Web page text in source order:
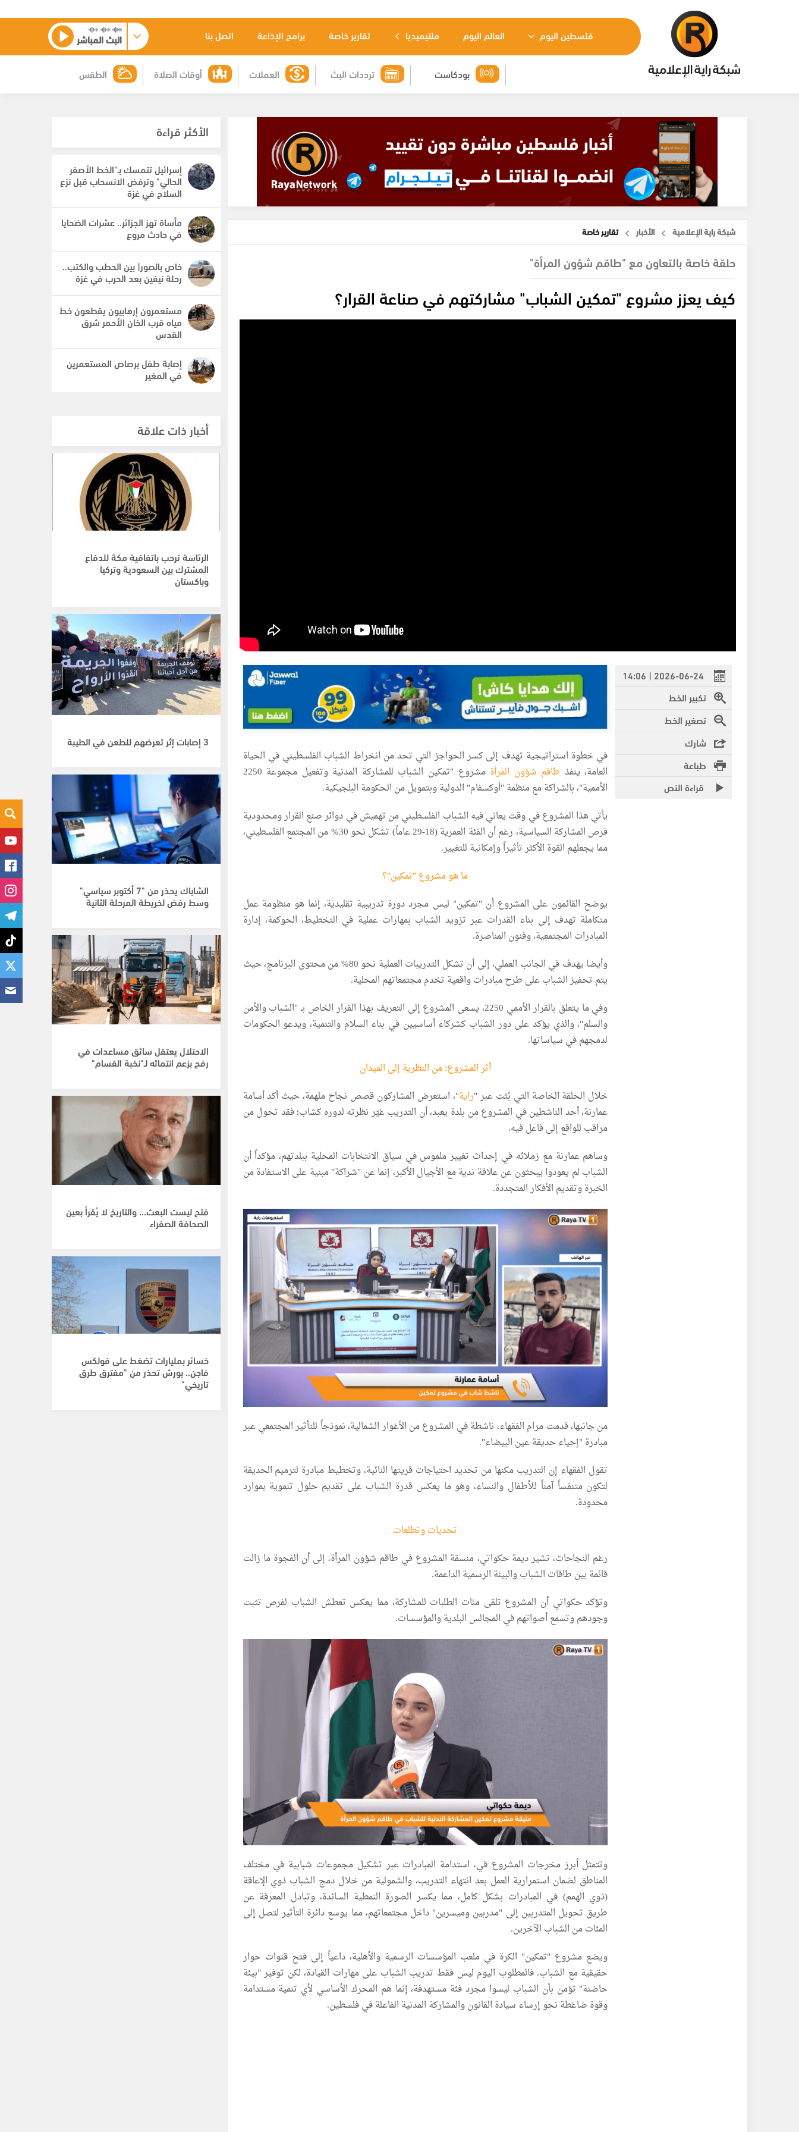
فلسطين اليوم العالم اليوم ملتيميديا تقارير خاصة برامج الإذاعة اتصل بنا البث المباشر
الطقس أوقات الصلاة العملات ترددات البث بودكاست
شبكة راية الإعلامية الأخبار تقارير خاصة
حلقة خاصة بالتعاون مع "طاقم شؤون المرأة"
كيف يعزز مشروع "تمكين الشباب" مشاركتهم في صناعة القرار؟
2026-06-24 | 14:06
تكبير الخط
تصغير الخط
شارك
طباعة
قراءة النص
في خطوة استراتيجية تهدف إلى كسر الحواجز التي تحد من انخراط الشباب الفلسطيني في الحياة
العامة، ينفذ طاقم شؤون المرأة
مشروع "تمكين الشباب للمشاركة المدنية وتفعيل مجموعة 2250
الأممية"، بالشراكة مع منظمة "أوكسفام" الدولية وبتمويل من الحكومة البلجيكية.
يأتي هذا المشروع في وقت يعاني فيه الشباب الفلسطيني من تهميش في دوائر صنع القرار ومحدودية
فرص المشاركة السياسية، رغم أن الفئة العمرية (18-29 عاماً) تشكل نحو 30% من المجتمع الفلسطيني،
مما يجعلهم القوة الأكثر تأثيراً وإمكانية للتغيير.
ما هو مشروع "تمكين"؟
يوضح القائمون على المشروع أن "تمكين" ليس مجرد دورة تدريبية تقليدية، إنما هو منظومة عمل
متكاملة تهدف إلى بناء القدرات عبر تزويد الشباب بمهارات عملية في التخطيط، الحوكمة، إدارة
المبادرات المجتمعية، وفنون المناصرة.
وأيضا يهدف في الجانب العملي، إلى أن تشكل التدريبات العملية نحو 80% من محتوى البرنامج، حيث
يتم تحفيز الشباب على طرح مبادرات واقعية تخدم مجتمعاتهم المحلية.
وفي ما يتعلق بالقرار الأممي 2250، يسعى المشروع إلى التعريف بهذا القرار الخاص بـ "الشباب والأمن
والسلم"، والذي يؤكد على دور الشباب كشركاء أساسيين في بناء السلام والتنمية، ويدعو الحكومات
لدمجهم في سياساتها.
أثر المشروع: من النظرية إلى الميدان
خلال الحلقة الخاصة التي بُثت عبر "راية"، استعرض المشاركون قصص نجاح ملهمة، حيث أكد أسامة
عمارنة، أحد الناشطين في المشروع من بلدة يعبد، أن التدريب غيّر نظرته لدوره كشاب؛ فقد تحول من
مراقب للواقع إلى فاعل فيه.
وساهم عمارنة مع زملائه في إحداث تغيير ملموس في سياق الانتخابات المحلية ببلدتهم، مؤكداً أن
الشباب لم يعودوا يبحثون عن علاقة ندية مع الأجيال الأكبر، إنما عن "شراكة" مبنية على الاستفادة من
الخبرة وتقديم الأفكار المتجددة.
من جانبها، قدمت مرام الفقهاء، ناشطة في المشروع من الأغوار الشمالية، نموذجاً للتأثير المجتمعي عبر
مبادرة "إحياء حديقة عين البيضاء".
تقول الفقهاء إن التدريب مكنها من تحديد احتياجات قريتها النائية، وتخطيط مبادرة لترميم الحديقة
لتكون متنفساً آمناً للأطفال والنساء، وهو ما يعكس قدرة الشباب على تقديم حلول تنموية بموارد
محدودة.
تحديات وتطلعات
رغم النجاحات، تشير ديمة حكواتي، منسقة المشروع في طاقم شؤون المرأة، إلى أن الفجوة ما زالت
قائمة بين طاقات الشباب والبيئة الرسمية الداعمة.
وتؤكد حكواتي أن المشروع تلقى مئات الطلبات للمشاركة، مما يعكس تعطش الشباب لفرص تثبت
وجودهم وتسمع أصواتهم في المجالس البلدية والمؤسسات.
وتتمثل أبرز مخرجات المشروع في، استدامة المبادرات عبر تشكيل مجموعات شبابية في مختلف
المناطق لضمان استمرارية العمل بعد انتهاء التدريب، والشمولية من خلال دمج الشباب ذوي الإعاقة
(ذوي الهمم) في المبادرات بشكل كامل، مما يكسر الصورة النمطية السائدة، وتبادل المعرفة عن
طريق تحويل المتدربين إلى "مدربين وميسرين" داخل مجتمعاتهم، مما يوسع دائرة التأثير لتصل إلى
المئات من الشباب الآخرين.
ويضع مشروع "تمكين" الكرة في ملعب المؤسسات الرسمية والأهلية، داعياً إلى فتح قنوات حوار
حقيقية مع الشباب. فالمطلوب اليوم ليس فقط تدريب الشباب على مهارات القيادة، لكن توفير "بيئة
حاضنة" تؤمن بأن الشباب ليسوا مجرد فئة مستهدفة، إنما هم المحرك الأساسي لأي تنمية مستدامة
وقوة ضاغطة نحو إرساء سيادة القانون والمشاركة المدنية الفاعلة في فلسطين.
الأكثر قراءة
إسرائيل تتمسك بـ"الخط الأصفر
الحالي" وترفض الانسحاب قبل نزع
السلاح في غزة
مأساة تهز الجزائر.. عشرات الضحايا
في حادث مروع
خاص بالصور| بين الحطب والكتب..
رحلة نيفين بعد الحرب في غزة
مستعمرون إرهابيون يقطعون خط
مياه قرب الخان الأحمر شرق
القدس
إصابة طفل برصاص المستعمرين
في المغير
أخبار ذات علاقة
الرئاسة ترحب باتفاقية مكة للدفاع
المشترك بين السعودية وتركيا
وباكستان
3 إصابات إثر تعرضهم للطعن في الطيبة
الشاباك يحذر من "7 أكتوبر سياسي"
وسط رفض لخريطة المرحلة الثانية
الاحتلال يعتقل سائق مساعدات في
رفح بزعم انتمائه لـ"نخبة القسام"
فتح ليست البعث… والتاريخ لا يُقرأ بعين
الصحافة الصفراء
خسائر بمليارات تضغط على فولكس
فاجن.. بورش تحذر من "مفترق طرق
تاريخي"